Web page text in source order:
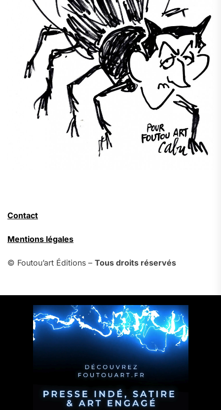
Contact
Mentions légales
© Foutou’art Éditions – Tous droits réservés